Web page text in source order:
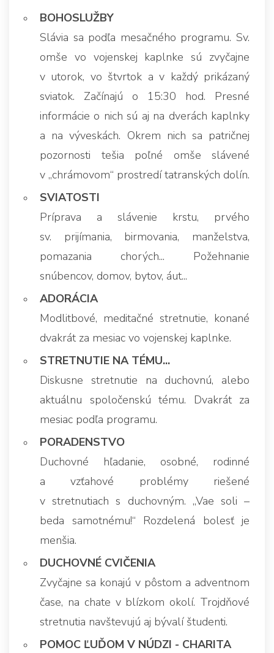
BOHOSLUŽBY
Slávia sa podľa mesačného programu. Sv.
omše vo vojenskej kaplnke sú zvyčajne
v utorok, vo štvrtok a v každý prikázaný
sviatok. Začínajú o 15:30 hod. Presné
informácie o nich sú aj na dverách kaplnky
a na výveskách. Okrem nich sa patričnej
pozornosti tešia poľné omše slávené
v „chrámovom“ prostredí tatranských dolín.
SVIATOSTI
Príprava a slávenie krstu, prvého
sv. prijímania, birmovania, manželstva,
pomazania chorých... Požehnanie
snúbencov, domov, bytov, áut...
ADORÁCIA
Modlitbové, meditačné stretnutie, konané
dvakrát za mesiac vo vojenskej kaplnke.
STRETNUTIE NA TÉMU...
Diskusne stretnutie na duchovnú, alebo
aktuálnu spoločenskú tému. Dvakrát za
mesiac podľa programu.
PORADENSTVO
Duchovné hľadanie, osobné, rodinné
a vzťahové problémy riešené
v stretnutiach s duchovným. „Vae soli –
beda samotnému!“ Rozdelená bolesť je
menšia.
DUCHOVNÉ CVIČENIA
Zvyčajne sa konajú v pôstom a adventnom
čase, na chate v blízkom okolí. Trojdňové
stretnutia navštevujú aj bývalí študenti.
POMOC ĽUĎOM V NÚDZI - CHARITA